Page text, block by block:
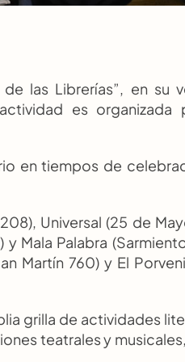
las Librerías”, en su
es organizada
en tiempos de
Universal (25 de
y Mala Palabra
Martín 760) y El
grilla de actividades
teatrales y